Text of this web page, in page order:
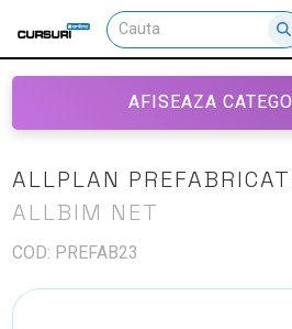
AFISEAZA
ALLPLAN
ALLBIM NET
COD: PREFAB23